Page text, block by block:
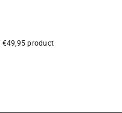
€49,95 product
12
artikel 3
artikel 4